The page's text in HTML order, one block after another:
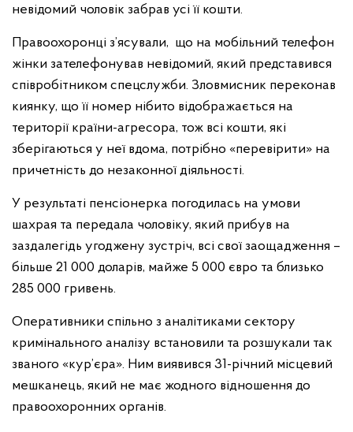
невідомий чоловік забрав усі її кошти.
Правоохоронці з’ясували, що на мобільний телефон
жінки зателефонував невідомий, який представився
співробітником спецслужби. Зловмисник переконав
киянку, що її номер нібито відображається на
території країни-агресора, тож всі кошти, які
зберігаються у неї вдома, потрібно «перевірити» на
причетність до незаконної діяльності.
У результаті пенсіонерка погодилась на умови
шахрая та передала чоловіку, який прибув на
заздалегідь угоджену зустріч, всі свої заощадження –
більше 21 000 доларів, майже 5 000 євро та близько
285 000 гривень.
Оперативники спільно з аналітиками сектору
кримінального аналізу встановили та розшукали так
званого «кур’єра». Ним виявився 31-річний місцевий
мешканець, який не має жодного відношення до
правоохоронних органів.